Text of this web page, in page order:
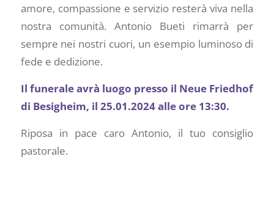
amore, compassione e servizio resterà viva nella
nostra comunità. Antonio Bueti rimarrà per
sempre nei nostri cuori, un esempio luminoso di
fede e dedizione.
Il funerale avrà luogo presso il Neue Friedhof
di Besigheim, il 25.01.2024 alle ore 13:30.
Riposa in pace caro Antonio, il tuo consiglio
pastorale.